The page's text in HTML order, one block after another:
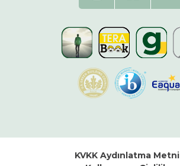
KVKK Aydınlatma Metni